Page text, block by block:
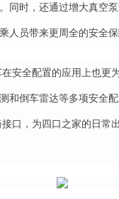
同时，还通过增大真空
人员带来更周全的安全保
安全配置的应用上也更
和倒车雷达等多项安全
口，为四口之家的日常